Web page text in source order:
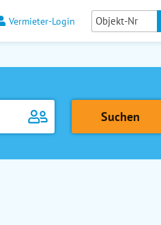
Vermieter-Login